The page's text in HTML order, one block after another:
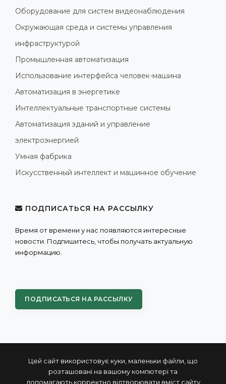
Цей сайт використовує куки, маленьки файли, що
розташовані на вашому компютері та
допомагають корректно відтворювати вміст сайту
Оборудование для систем видеонаблюдения
Окружающая среда и системы управления
инфраструктурой
Промышленная автоматизация
Использование интерфейса человек-машина
Автоматизация в энергетике
Интеллектуальные транспортные системы
Автоматизация зданий и управление
электроэнергией
Умная фабрика
Искусственный интеллект и машинное обучение
ПОДПИСАТЬСЯ НА РАССЫЛКУ
Время от времени у нас появляются интересные
новости. Подпишитесь, чтобы получать актуальную
информацию.
ПОДПИСАТЬСЯ НА РАССЫЛКУ